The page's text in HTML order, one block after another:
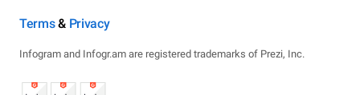
Terms& Privacy
Infogram and Infogr.am are registered trademarks of Prezi, Inc.